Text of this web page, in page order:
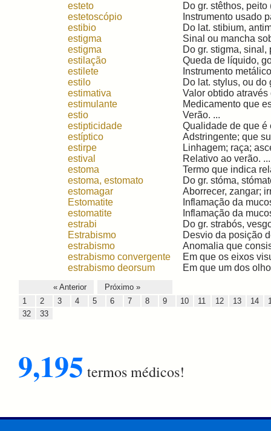
esteto
Do gr. stêthos,
estetoscópio
Instrumento usado
estibio
Do lat. stibium,
estigma
Sinal ou mancha
estigma
Do gr. stigma, sinal,
estilação
Queda de líquido,
estilete
Instrumento
estilo
Do lat. stylus, ou do
estimativa
Valor obtido através
estimulante
Medicamento que
estio
Verão. ...
estipticidade
Qualidade de que é
estíptico
Adstringente; que
estirpe
Linhagem; raça;
estival
Relativo ao verão. ...
estoma
Termo que indica
estoma, estomato
Do gr. stóma,
estomagar
Aborrecer, zangar;
Estomatite
Inflamação da
estomatite
Inflamação da
estrabi
Do gr. strabós,
Estrabismo
Desvio da posição
estrabismo
Anomalia que
estrabismo convergente
Em que os eixos
estrabismo deorsum
Em que um dos
« Anterior
Próximo »
1
2 3 4 5 6 7 8 9 10 11 12 13 14
32
33
9,195 termos médicos!